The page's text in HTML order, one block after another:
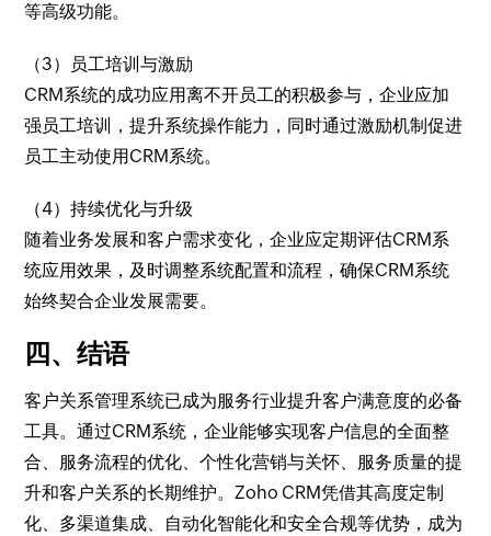
等高级功能。
（3）员工培训与激励
CRM系统的成功应用离不开员工的积极参与，企业应加
强员工培训，提升系统操作能力，同时通过激励机制促进
员工主动使用CRM系统。
（4）持续优化与升级
随着业务发展和客户需求变化，企业应定期评估CRM系
统应用效果，及时调整系统配置和流程，确保CRM系统
始终契合企业发展需要。
四、结语
客户关系管理系统已成为服务行业提升客户满意度的必备
工具。通过CRM系统，企业能够实现客户信息的全面整
合、服务流程的优化、个性化营销与关怀、服务质量的提
升和客户关系的长期维护。Zoho CRM凭借其高度定制
化、多渠道集成、自动化智能化和安全合规等优势，成为